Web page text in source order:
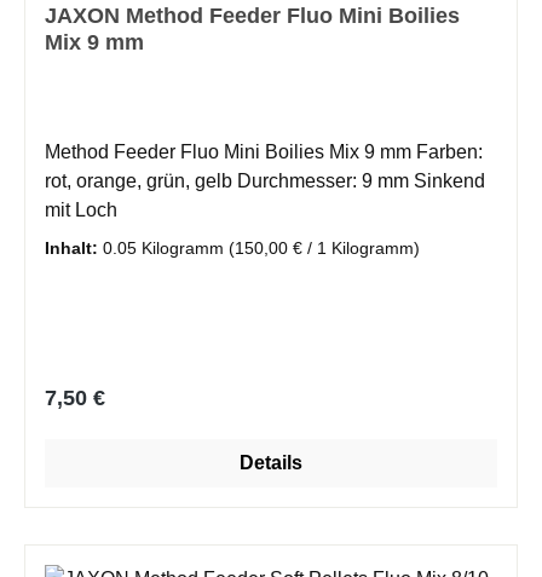
JAXON Method Feeder Fluo Mini Boilies
Mix 9 mm
Method Feeder Fluo Mini Boilies Mix 9 mm Farben:
rot, orange, grün, gelb Durchmesser: 9 mm Sinkend
Inhalt: 0.05 Kilogramm (150,00 € / 1 Kilogramm)
Regulärer Preis:
7,50 €
Details